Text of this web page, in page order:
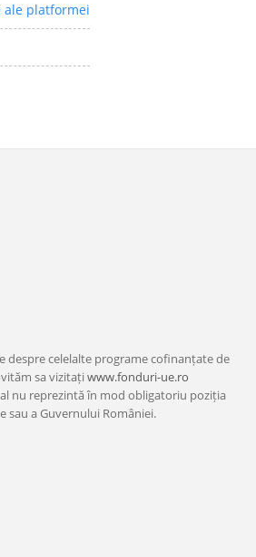
platformei
despre celelalte programe cofinanțate de
sa vizitațiwww.fonduri-ue.ro
nu reprezintă în mod obligatoriu poziția
sau a Guvernului României.